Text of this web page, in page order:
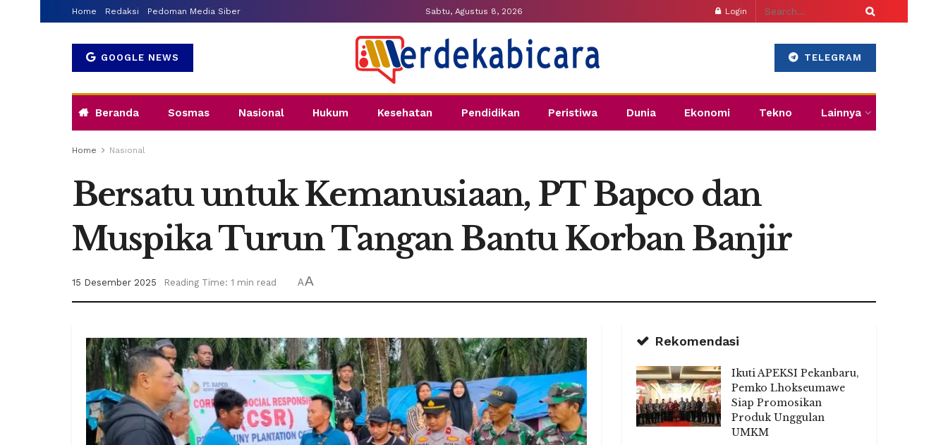
Home Redaksi Pedoman Media Siber Sabtu, Agustus 8, 2026 Login
GOOGLE NEWS TELEGRAM
Beranda Sosmas Nasional Hukum Kesehatan Pendidikan Peristiwa Dunia Ekonomi Tekno Lainnya
Home Nasional
Bersatu untuk Kemanusiaan, PT Bapco dan
Muspika Turun Tangan Bantu Korban Banjir
15 Desember 2025 Reading Time: 1 min read AA
Rekomendasi
Ikuti APEKSI Pekanbaru,
Pemko Lhokseumawe
Siap Promosikan
Produk Unggulan
UMKM